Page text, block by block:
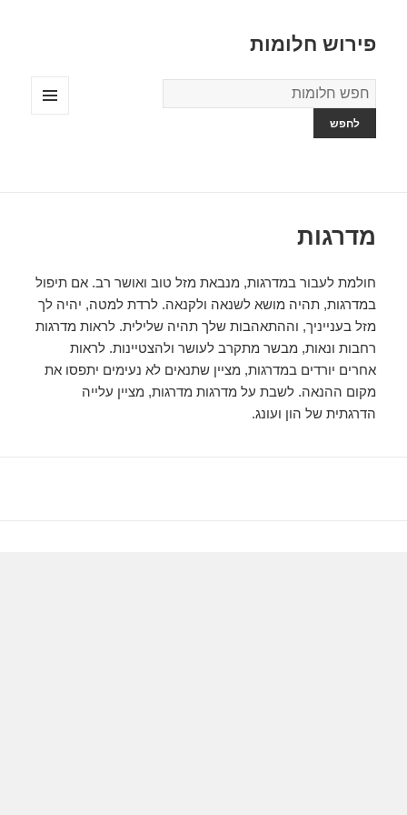
פירוש חלומות
מילון
החלומות
מדרגות
חולמת לעבור במדרגות, מנבאת מזל טוב ואושר רב. אם תיפול
במדרגות, תהיה מושא לשנאה ולקנאה. לרדת למטה, יהיה לך
מזל בענייניך, וההתאהבות שלך תהיה שלילית. לראות מדרגות
רחבות ונאות, מבשר מתקרב לעושר ולהצטיינות. לראות
אחרים יורדים במדרגות, מציין שתנאים לא נעימים יתפסו את
מקום ההנאה. לשבת על מדרגות מדרגות, מציין עלייה
הדרגתית של הון ועונג.